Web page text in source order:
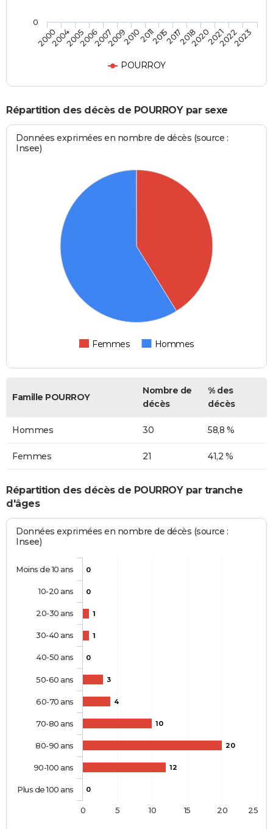
POURROY
200020042005200620072009201020112015201720182020202120222023
0
Répartition des décès de POURROY par sexe
Données exprimées en nombre de décès (source :
Insee)
Femmes Hommes
Famille POURROY
Nombre de
décès
% des
décès
Hommes 30 58,8 %
Femmes 21 41,2 %
Répartition des décès de POURROY par tranche
d'âges
Données exprimées en nombre de décès (source :
Insee)
0
0
1
1
0
3
4
10
20
12
0
Moins de 10 ans
10-20 ans
20-30 ans
30-40 ans
40-50 ans
50-60 ans
60-70 ans
70-80 ans
80-90 ans
90-100 ans
Plus de 100 ans
0 5 10 15 20 25